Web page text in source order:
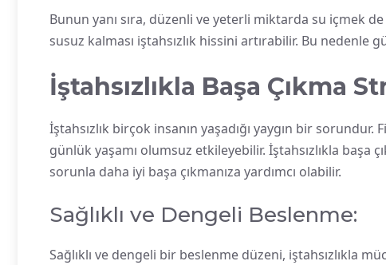
Bunun yanı sıra, düzenli ve yeterli miktarda su içmek
susuz kalması iştahsızlık hissini artırabilir. Bu
İştahsızlıkla Başa Çıkma
İştahsızlık birçok insanın yaşadığı yaygın bir
günlük yaşamı olumsuz etkileyebilir. İştahsızlıkla başa
sorunla daha iyi başa çıkmanıza yardımcı olabilir.
Sağlıklı ve Dengeli Beslenme:
Sağlıklı ve dengeli bir beslenme düzeni, iştahsızlıkla